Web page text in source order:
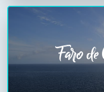
Faro